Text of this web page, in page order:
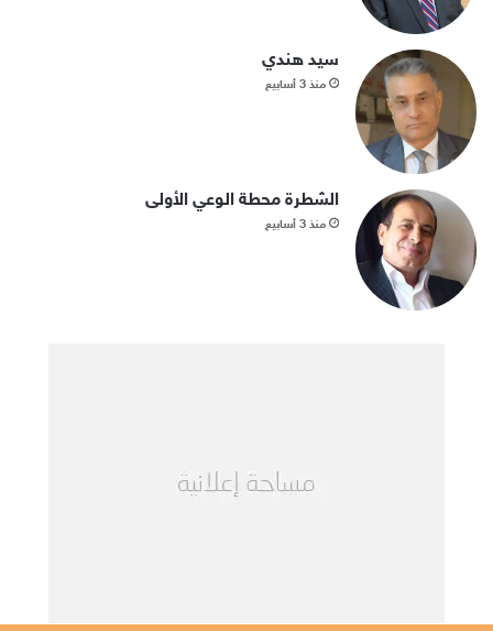
سيد هندي
منذ 3 أسابيع
الشطرة محطة الوعي الأولى
منذ 3 أسابيع